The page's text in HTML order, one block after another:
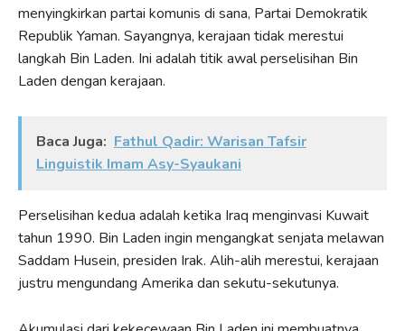
menyingkirkan partai komunis di sana, Partai Demokratik
Republik Yaman. Sayangnya, kerajaan tidak merestui
langkah Bin Laden. Ini adalah titik awal perselisihan Bin
Laden dengan kerajaan.
Baca Juga: Fathul Qadir: Warisan Tafsir
Linguistik Imam Asy-Syaukani
Perselisihan kedua adalah ketika Iraq menginvasi Kuwait
tahun 1990. Bin Laden ingin mengangkat senjata melawan
Saddam Husein, presiden Irak. Alih-alih merestui, kerajaan
justru mengundang Amerika dan sekutu-sekutunya.